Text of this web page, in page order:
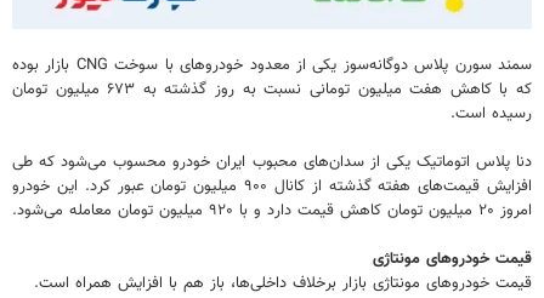
سمند سورن پلاس دوگانه‌سوز یکی از معدود خودروهای با سوخت CNG بازار بوده
که با کاهش هفت میلیون تومانی نسبت به روز گذشته به ۶۷۳ میلیون تومان
رسیده است.
دنا پلاس اتوماتیک یکی از سدان‌های محبوب ایران خودرو محسوب می‌شود که طی
افزایش قیمت‌های هفته گذشته از کانال ۹۰۰ میلیون تومان عبور کرد. این خودرو
امروز ۲۰ میلیون تومان کاهش قیمت دارد و با ۹۲۰ میلیون تومان معامله می‌شود.
قیمت خودروهای مونتاژی
قیمت خودروهای مونتاژی بازار برخلاف داخلی‌ها، باز هم با افزایش همراه است.